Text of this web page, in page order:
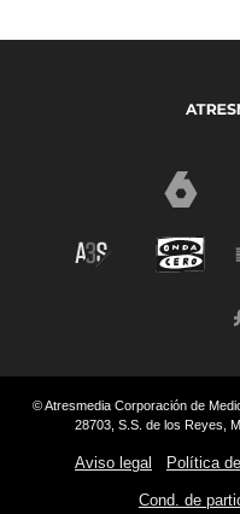
© Atresmedia Corporación de
28703, S.S. de los Reyes,
Aviso legal Política
Cond. de